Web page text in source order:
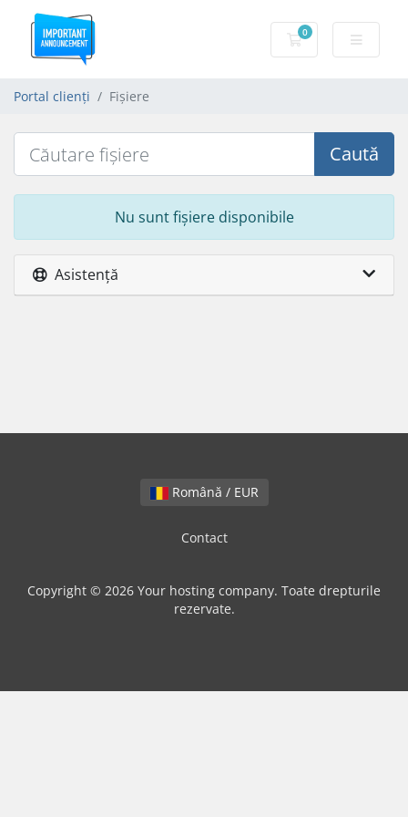
0
Coș de
Portal clienți Fișiere
Caută
Nu sunt fișiere disponibile
Asistență
Română / EUR
Contact
Copyright © 2026 Your hosting company. Toate drepturile
rezervate.